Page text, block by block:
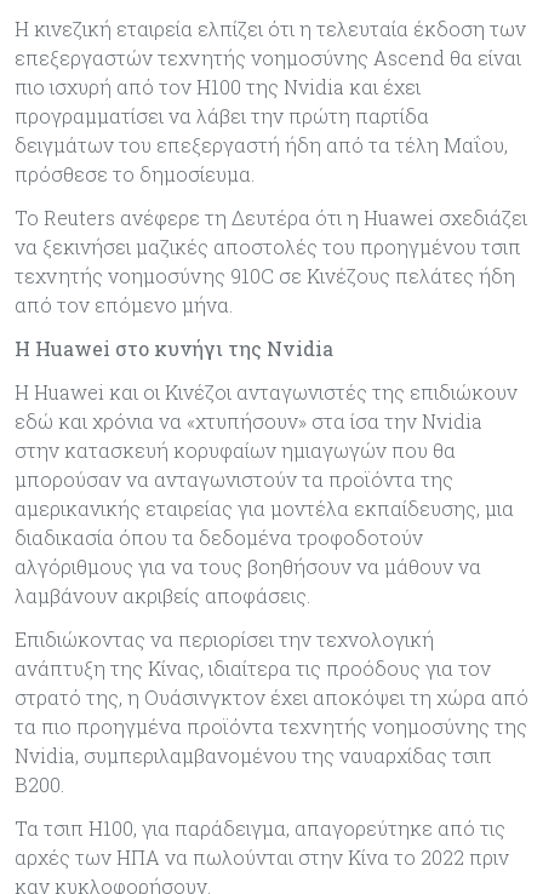
Η κινεζική εταιρεία ελπίζει ότι η τελευταία έκδοση των
επεξεργαστών τεχνητής νοημοσύνης Ascend θα είναι
πιο ισχυρή από τον H100 της Nvidia και έχει
προγραμματίσει να λάβει την πρώτη παρτίδα
δειγμάτων του επεξεργαστή ήδη από τα τέλη Μαΐου,
πρόσθεσε το δημοσίευμα.
Το Reuters ανέφερε τη Δευτέρα ότι η Huawei σχεδιάζει
να ξεκινήσει μαζικές αποστολές του προηγμένου τσιπ
τεχνητής νοημοσύνης 910C σε Κινέζους πελάτες ήδη
από τον επόμενο μήνα.
H Huawei στο κυνήγι της Nvidia
Η Huawei και οι Κινέζοι ανταγωνιστές της επιδιώκουν
εδώ και χρόνια να «χτυπήσουν» στα ίσα την Nvidia
στην κατασκευή κορυφαίων ημιαγωγών που θα
μπορούσαν να ανταγωνιστούν τα προϊόντα της
αμερικανικής εταιρείας για μοντέλα εκπαίδευσης, μια
διαδικασία όπου τα δεδομένα τροφοδοτούν
αλγόριθμους για να τους βοηθήσουν να μάθουν να
λαμβάνουν ακριβείς αποφάσεις.
Επιδιώκοντας να περιορίσει την τεχνολογική
ανάπτυξη της Κίνας, ιδιαίτερα τις προόδους για τον
στρατό της, η Ουάσινγκτον έχει αποκόψει τη χώρα από
τα πιο προηγμένα προϊόντα τεχνητής νοημοσύνης της
Nvidia, συμπεριλαμβανομένου της ναυαρχίδας τσιπ
B200.
Τα τσιπ H100, για παράδειγμα, απαγορεύτηκε από τις
αρχές των ΗΠΑ να πωλούνται στην Κίνα το 2022 πριν
καν κυκλοφορήσουν.